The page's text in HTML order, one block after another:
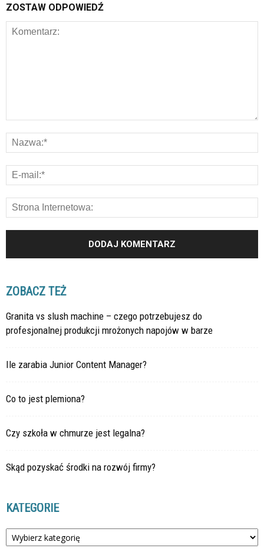
ZOSTAW ODPOWIEDŹ
ZOBACZ TEŻ
Granita vs slush machine – czego potrzebujesz do
profesjonalnej produkcji mrożonych napojów w barze
Ile zarabia Junior Content Manager?
Co to jest plemiona?
Czy szkoła w chmurze jest legalna?
Skąd pozyskać środki na rozwój firmy?
KATEGORIE
Kategorie